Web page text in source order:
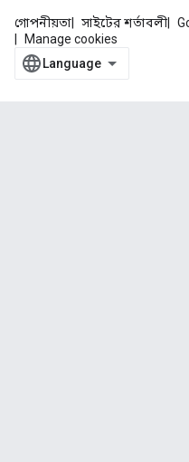
গোপনীয়তা সাইটের শর্তাবলী
Manage cookies